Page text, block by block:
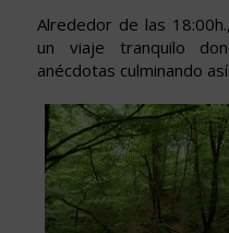
Alrededor de las
un viaje tranquilo
anécdotas culminando